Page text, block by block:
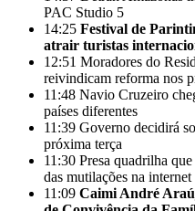
PAC Studio 5
14:25 Festival de
atrair turistas
12:51 Moradores do
reivindicam reforma nos
11:48 Navio Cruzeiro
países diferentes
11:39 Governo decidirá
próxima terça
11:30 Presa quadrilha
das mutilações na internet
11:09 Caimi André